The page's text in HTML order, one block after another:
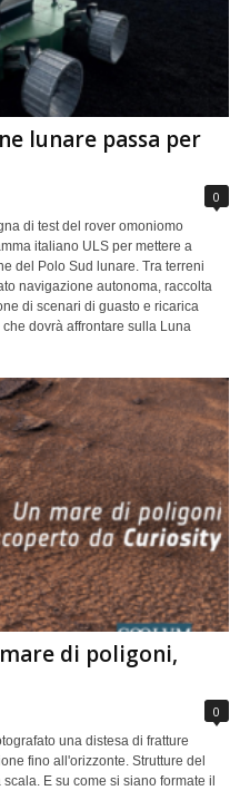
lunare passa per
0
di test del rover omoniomo
italiano ULS per mettere a
del Polo Sud lunare. Tra terreni
navigazione autonoma, raccolta
di scenari di guasto e ricarica
dovrà affrontare sulla Luna
di poligoni,
0
una distesa di fratture
fino all'orizzonte. Strutture del
E su come si siano formate il